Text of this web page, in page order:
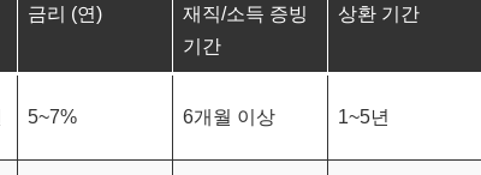
금리 (연)
재직/소득 증빙
기간
상환 기간
5~7% 6개월 이상 1~5년